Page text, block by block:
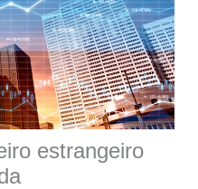
estrangeiro